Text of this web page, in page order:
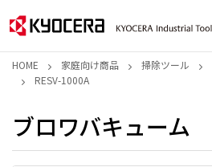
HOME 家庭向け商品 掃除ツール
RESV-1000A
ブロワバキューム